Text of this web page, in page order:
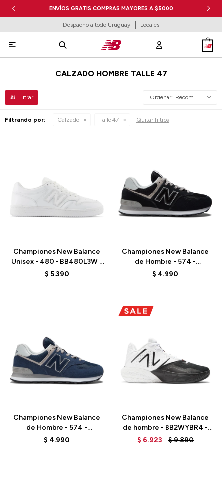
ENVÍOS GRATIS COMPRAS MAYORES A $5000
Despacho a todo Uruguay Locales

CALZADO HOMBRE TALLE 47
Recomendados
Filtrando por: Calzado Talle 47 Quitar filtros
Championes New Balance
Unisex - 480 - BB480L3W -
WHITE
$ 5.390
Championes New Balance
de Hombre - 574 -
ML574EVB - BLACK
$ 4.990
Championes New Balance
de Hombre - 574 -
ML574EVN - NAVY
$ 4.990
Championes New Balance
de hombre - BB2WYBR4 -
OPTIC WHITE
$ 6.923 $9.890